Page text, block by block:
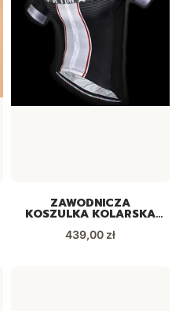
ZAWODNICZA
KOSZULKA KOLARSKA
Cena
439,00 zł